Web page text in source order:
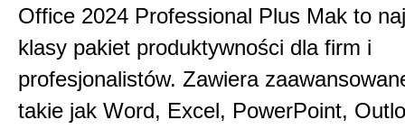
Office 2024 Professional Plus Mak to
klasy pakiet produktywności dla firm i
profesjonalistów. Zawiera
takie jak Word, Excel, PowerPoint,